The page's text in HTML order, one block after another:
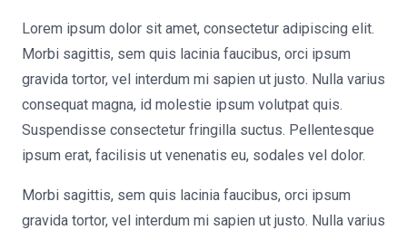
Lorem ipsum dolor sit amet, consectetur adipiscing elit.
Morbi sagittis, sem quis lacinia faucibus, orci ipsum
gravida tortor, vel interdum mi sapien ut justo. Nulla varius
consequat magna, id molestie ipsum volutpat quis.
Suspendisse consectetur fringilla suctus. Pellentesque
ipsum erat, facilisis ut venenatis eu, sodales vel dolor.
Morbi sagittis, sem quis lacinia faucibus, orci ipsum
gravida tortor, vel interdum mi sapien ut justo. Nulla varius